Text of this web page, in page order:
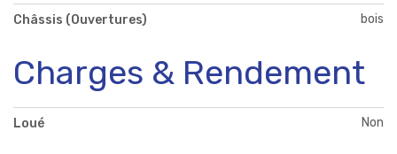
Châssis (Ouvertures) bois
Charges & Rendement
Loué Non